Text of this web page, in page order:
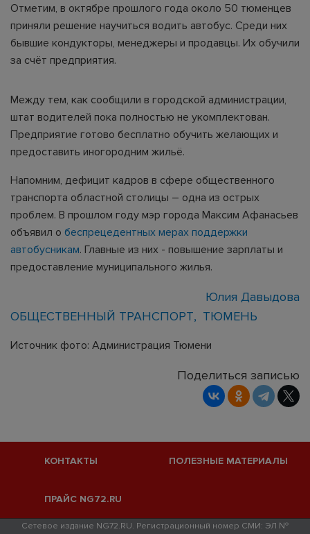
Отметим, в октябре прошлого года около 50 тюменцев
приняли решение научиться водить автобус. Среди них
бывшие кондукторы, менеджеры и продавцы. Их обучили
за счёт предприятия.
Между тем, как сообщили в городской администрации,
штат водителей пока полностью не укомплектован.
Предприятие готово бесплатно обучить желающих и
предоставить иногородним жильё.
Напомним, дефицит кадров в сфере общественного
транспорта областной столицы – одна из острых
проблем. В прошлом году мэр города Максим Афанасьев
объявил о беспрецедентных мерах поддержки
автобусникам. Главные из них - повышение зарплаты и
предоставление муниципального жилья.
Юлия Давыдова
ОБЩЕСТВЕННЫЙ ТРАНСПОРТ
ТЮМЕНЬ
Источник фото: Администрация Тюмени
Поделиться записью
КОНТАКТЫ ПОЛЕЗНЫЕ МАТЕРИАЛЫ
ПРАЙС NG72.RU
Сетевое издание NG72.RU. Регистрационный номер СМИ: ЭЛ №